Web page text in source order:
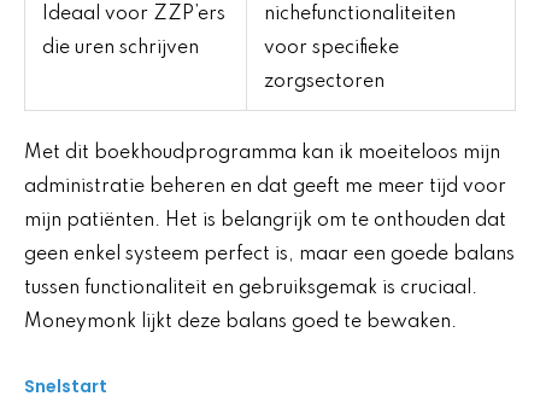
Ideaal voor ZZP’ers
die uren schrijven
nichefunctionaliteiten
voor specifieke
zorgsectoren
Met dit boekhoudprogramma kan ik moeiteloos mijn
administratie beheren en dat geeft me meer tijd voor
mijn patiënten. Het is belangrijk om te onthouden dat
geen enkel systeem perfect is, maar een goede balans
tussen functionaliteit en gebruiksgemak is cruciaal.
Moneymonk lijkt deze balans goed te bewaken.
Snelstart